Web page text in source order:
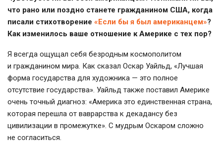
что рано или поздно станете гражданином США, когда
писали стихотворение «Если бы я был американцем»?
Как изменилось ваше отношение к Америке с тех пор?
Я всегда ощущал себя безродным космополитом
и гражданином мира. Как сказал Оскар Уайльд, «Лучшая
форма государства для художника — это полное
отсутствие государства». Уайльд также поставил Америке
очень точный диагноз: «Америка это единственная страна,
которая перешла от ваврарства к декадансу без
цивилизации в промежутке». С мудрым Оскаром сложно
не согласиться.